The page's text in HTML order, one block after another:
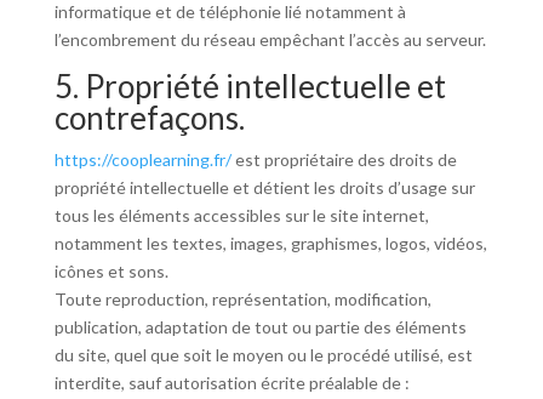
informatique et de téléphonie lié notamment à
l’encombrement du réseau empêchant l’accès au serveur.
5. Propriété intellectuelle et
contrefaçons.
https://cooplearning.fr/est propriétaire des droits de
propriété intellectuelle et détient les droits d’usage sur
tous les éléments accessibles sur le site internet,
notamment les textes, images, graphismes, logos, vidéos,
icônes et sons.
Toute reproduction, représentation, modification,
publication, adaptation de tout ou partie des éléments
du site, quel que soit le moyen ou le procédé utilisé, est
interdite, sauf autorisation écrite préalable de :